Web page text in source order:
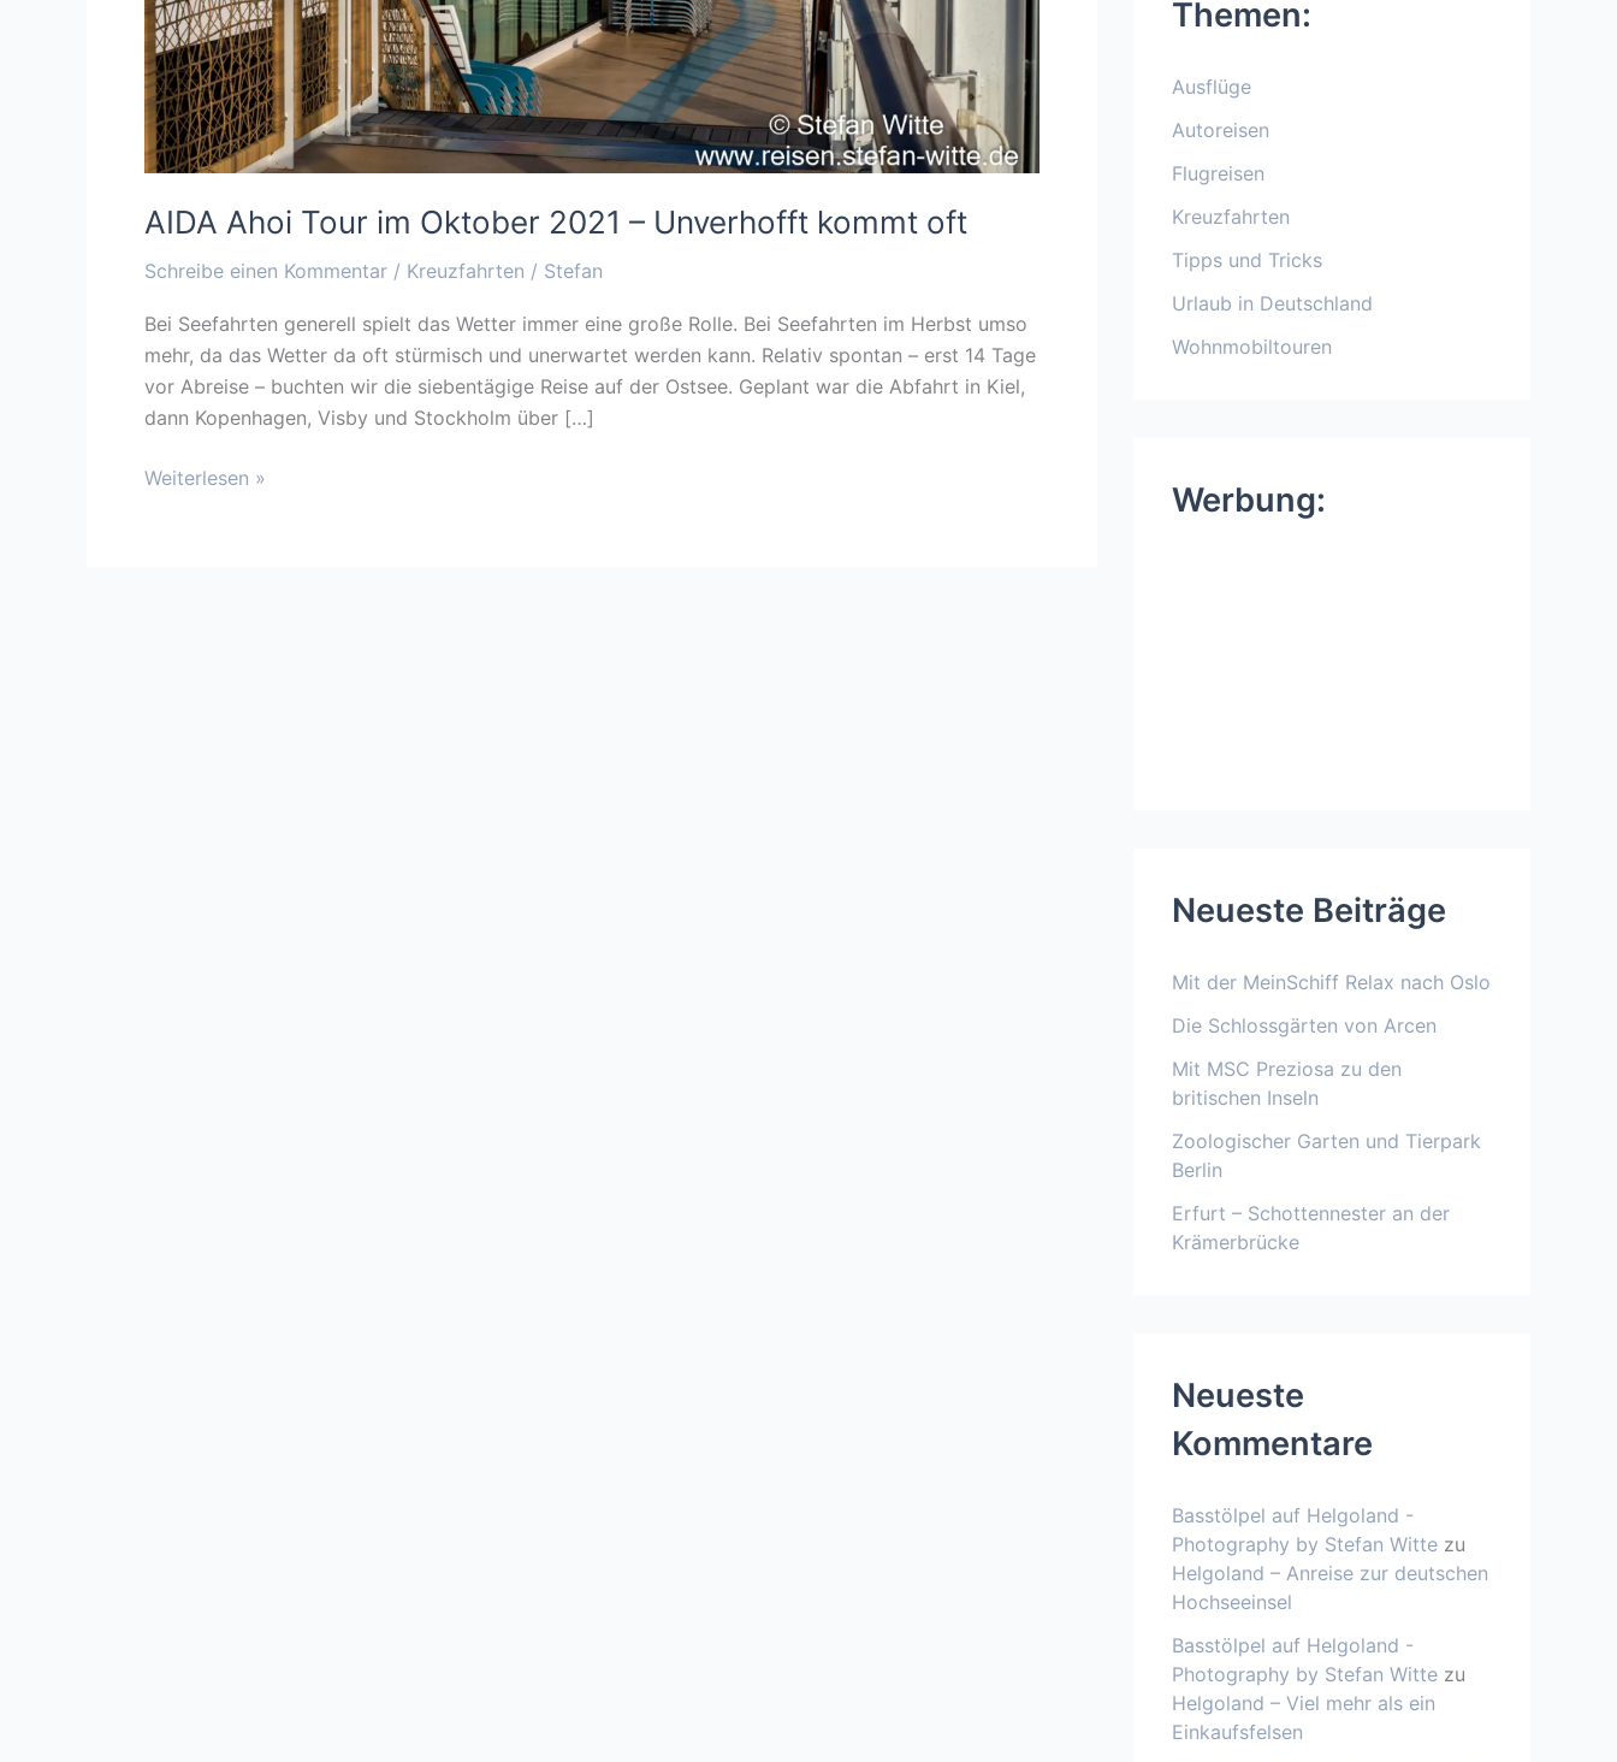
AIDA Ahoi Tour im Oktober 2021 – Unverhofft kommt oft
Schreibe einen Kommentar / Kreuzfahrten / Stefan
Bei Seefahrten generell spielt das Wetter immer eine große Rolle. Bei Seefahrten im Herbst umso
mehr, da das Wetter da oft stürmisch und unerwartet werden kann. Relativ spontan – erst 14 Tage
vor Abreise – buchten wir die siebentägige Reise auf der Ostsee. Geplant war die Abfahrt in Kiel,
dann Kopenhagen, Visby und Stockholm über […]
Weiterlesen »
Themen:
Ausflüge
Autoreisen
Flugreisen
Kreuzfahrten
Tipps und Tricks
Urlaub in Deutschland
Wohnmobiltouren
Werbung:
Neueste Beiträge
Mit der MeinSchiff Relax nach Oslo
Die Schlossgärten von Arcen
Mit MSC Preziosa zu den
britischen Inseln
Zoologischer Garten und Tierpark
Berlin
Erfurt – Schottennester an der
Krämerbrücke
Neueste
Kommentare
Basstölpel auf Helgoland -
Photography by Stefan Witte zu
Helgoland – Anreise zur deutschen
Hochseeinsel
Basstölpel auf Helgoland -
Photography by Stefan Witte zu
Helgoland – Viel mehr als ein
Einkaufsfelsen